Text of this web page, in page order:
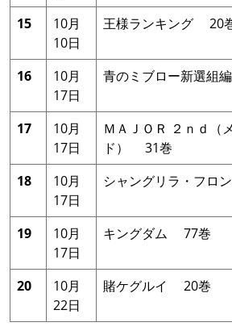
15
10月
10日
王様ランキング 20
16
10月
17日
青のミブロー新選組
17
10月
17日
ＭＡＪＯＲ ２ｎｄ（
ド） 31巻
18
10月
17日
シャングリラ・フロ
19
10月
17日
キングダム 77巻
20
10月
22日
賭ケグルイ 20巻